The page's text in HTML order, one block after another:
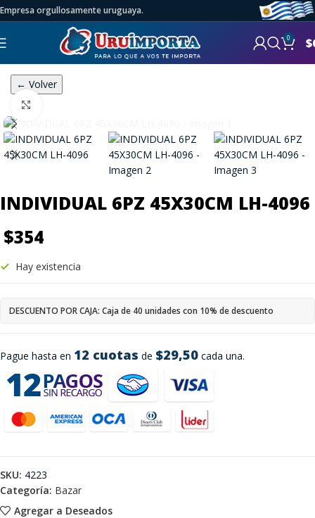
Empresa orgullosamente uruguaya.
0 $
← Volver
INDIVIDUAL 6PZ 45X30CM LH-4096
$354
Pague hasta en 12 cuotas de $29,50 cada una.
Hay existencia
DESCUENTO POR CAJA: Caja de 40 unidades con 10% de descuento
Agregar a Deseados
SKU: 4223
Categoría: Bazar